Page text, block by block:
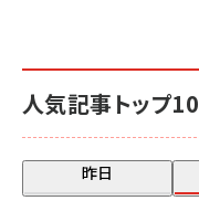
人気記事トップ10
昨日